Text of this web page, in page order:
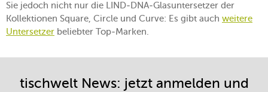
Sie jedoch nicht nur die LIND-DNA-Glasuntersetzer der
Kollektionen Square, Circle und Curve: Es gibt auch weitere
Untersetzer beliebter Top-Marken.
tischwelt News: jetzt anmelden und